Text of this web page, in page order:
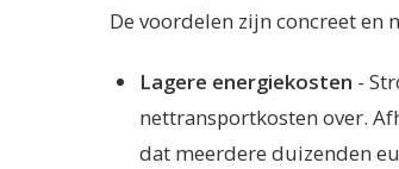
De voordelen zijn concreet en
Lagere energiekosten -
nettransportkosten over.
dat meerdere duizenden